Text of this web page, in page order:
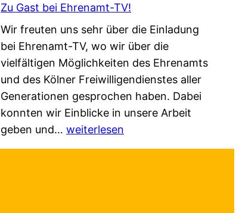
d
e
r
t
–
a
u
f
b
s
c
h
ü
t
z
t
–
n
o
k
a
l
e
A
g
e
n
Zu Gast bei Ehrenamt-TV!
Wir freuten uns sehr über die Einladung
bei Ehrenamt-TV, wo wir über die
vielfältigen Möglichkeiten des Ehrenamts
und des Kölner Freiwilligendienstes aller
Generationen gesprochen haben. Dabei
konnten wir Einblicke in unsere Arbeit
geben und… Z
weiterlesen